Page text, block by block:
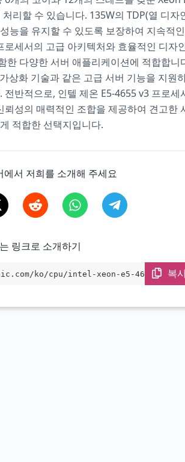
리할 수 있습니다. 135W의 TDP(열 디자
능을 유지할 수 있도록 보장하여 지속적
세서의 고급 아키텍처와 효율적인 디자
한 다양한 서버 애플리케이션에 적합합니
상화 기술과 같은 고급 서버 기능을 지원
반적으로, 인텔 제온 E5-4655 v3 프로세
성의 매력적인 조합을 제공하여 견고한
적합한 선택지입니다.
에서 저희를 소개해 주세요
링크로 소개하기
ko/cpu/intel-xeon-e5-4655-v3" t
복